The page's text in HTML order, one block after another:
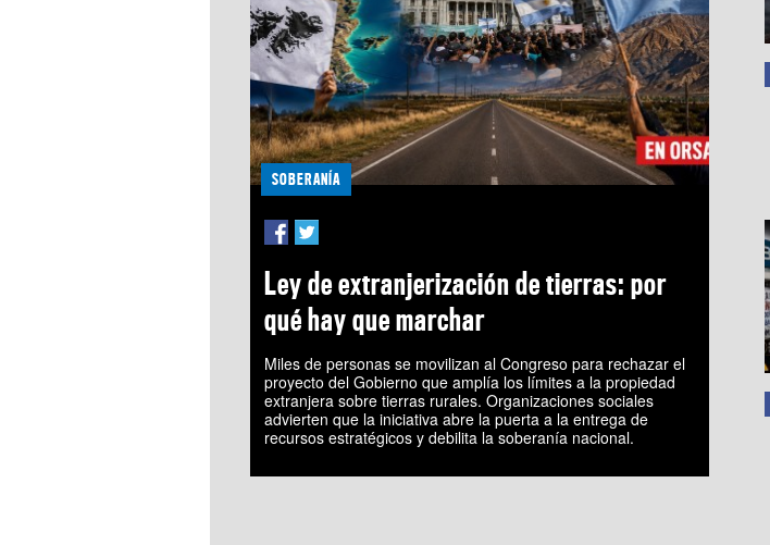
SOBERANÍA
Ley de extranjerización de tierras: por
qué hay que marchar
Miles de personas se movilizan al Congreso para rechazar el
proyecto del Gobierno que amplía los límites a la propiedad
extranjera sobre tierras rurales. Organizaciones sociales
advierten que la iniciativa abre la puerta a la entrega de
recursos estratégicos y debilita la soberanía nacional.